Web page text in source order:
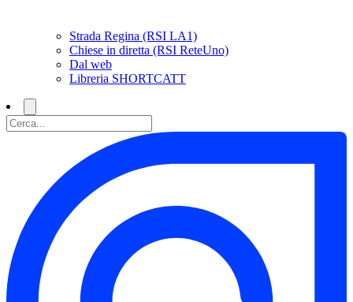
Strada Regina (RSI LA1)
Chiese in diretta (RSI ReteUno)
Dal web
Libreria SHORTCATT